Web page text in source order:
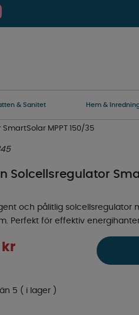
& Sanitet Hem &
MPPT 150/35
Solcellsregulator
och pålitlig solcellsregulator
Perfekt för effektiv
kr
5 ( i lager )